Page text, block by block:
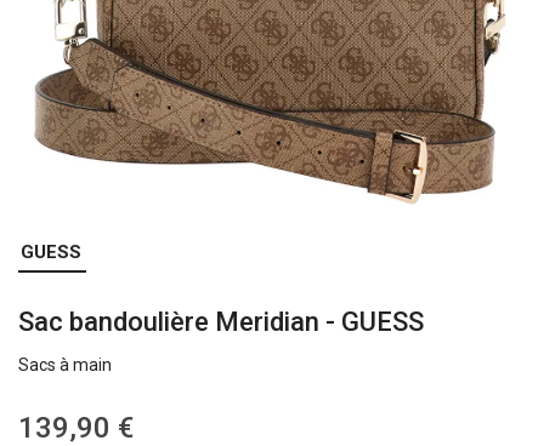
Skip
to
beginning
the
gallery
GUESS
Sac bandoulière Meridian - GUESS
Sacs à main
139,90 €